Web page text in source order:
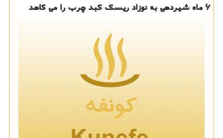
۶ ماه شیردهی به نوزاد ریسك كبد چرب را می كاهد